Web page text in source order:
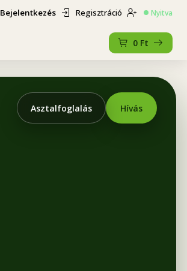
Bejelentkezés Regisztráció Nyitva
0 Ft
Asztalfoglalás Hívás